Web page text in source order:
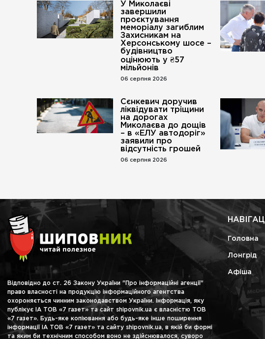
У Миколаєві
завершили
проєктування
меморіалу загиблим
Захисникам на
Херсонському шосе –
будівництво
оцінюють у ₴57
мільйонів
06 серпня 2026
Сєнкевич доручив
ліквідувати тріщини
на дорогах
Миколаєва до дощів
– в «ЕЛУ автодоріг»
заявили про
відсутність грошей
06 серпня 2026
Відповідно до ст. 26 Закону України "Про інформаційні агенції"
право власності на продукцію інформаційного агентства
охороняється чинним законодавством України. Інформація, яку
публікує ІА ТОВ «7 газет» та сайт shipovnik.ua є власністю ТОВ
«7 газет». Будь-яке копіювання або будь-яке інше поширення
інформації ІА ТОВ «7 газет» та сайту shipovnik.ua, в якій би формі
та яким би технічним способом воно не здійснювалося, суворо
Головна
Лонгрід
Афіша